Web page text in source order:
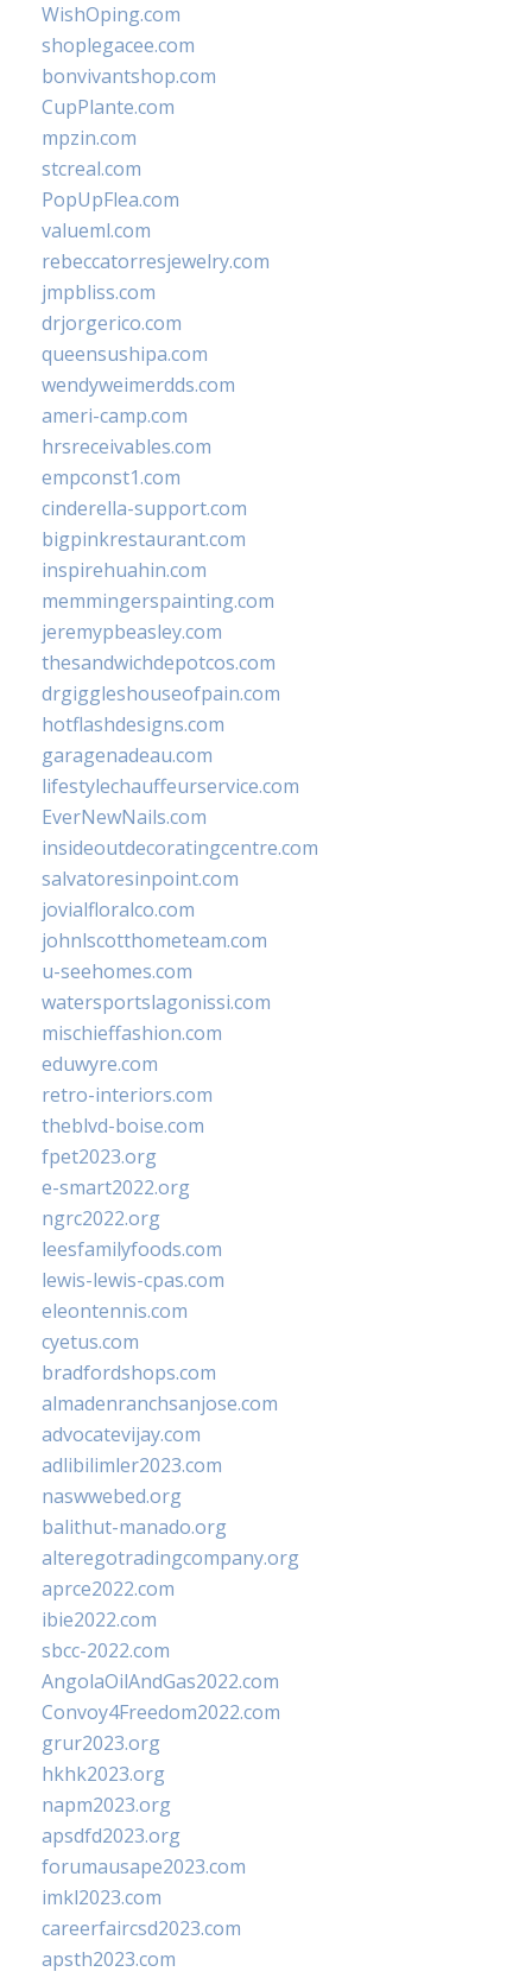
WishOping.com
shoplegacee.com
bonvivantshop.com
CupPlante.com
mpzin.com
stcreal.com
PopUpFlea.com
valueml.com
rebeccatorresjewelry.com
jmpbliss.com
drjorgerico.com
queensushipa.com
wendyweimerdds.com
ameri-camp.com
hrsreceivables.com
empconst1.com
cinderella-support.com
bigpinkrestaurant.com
inspirehuahin.com
memmingerspainting.com
jeremypbeasley.com
thesandwichdepotcos.com
drgiggleshouseofpain.com
hotflashdesigns.com
garagenadeau.com
lifestylechauffeurservice.com
EverNewNails.com
insideoutdecoratingcentre.com
salvatoresinpoint.com
jovialfloralco.com
johnlscotthometeam.com
u-seehomes.com
watersportslagonissi.com
mischieffashion.com
eduwyre.com
retro-interiors.com
theblvd-boise.com
fpet2023.org
e-smart2022.org
ngrc2022.org
leesfamilyfoods.com
lewis-lewis-cpas.com
eleontennis.com
cyetus.com
bradfordshops.com
almadenranchsanjose.com
advocatevijay.com
adlibilimler2023.com
naswwebed.org
balithut-manado.org
alteregotradingcompany.org
aprce2022.com
ibie2022.com
sbcc-2022.com
AngolaOilAndGas2022.com
Convoy4Freedom2022.com
grur2023.org
hkhk2023.org
napm2023.org
apsdfd2023.org
forumausape2023.com
imkl2023.com
careerfaircsd2023.com
apsth2023.com